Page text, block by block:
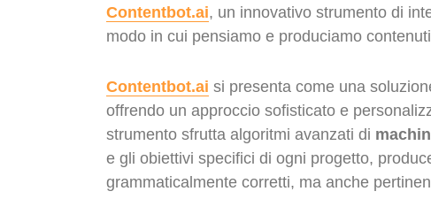
Contentbot.ai, un innovativo strumento di
modo in cui pensiamo e produciamo
Contentbot.ai si presenta come una
offrendo un approccio sofisticato e
strumento sfrutta algoritmi avanzati di
e gli obiettivi specifici di ogni progetto,
grammaticalmente corretti, ma anche